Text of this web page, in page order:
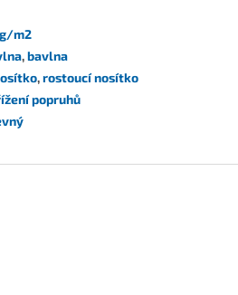
m2
,bavlna
,rostoucí nosítko
popruhů